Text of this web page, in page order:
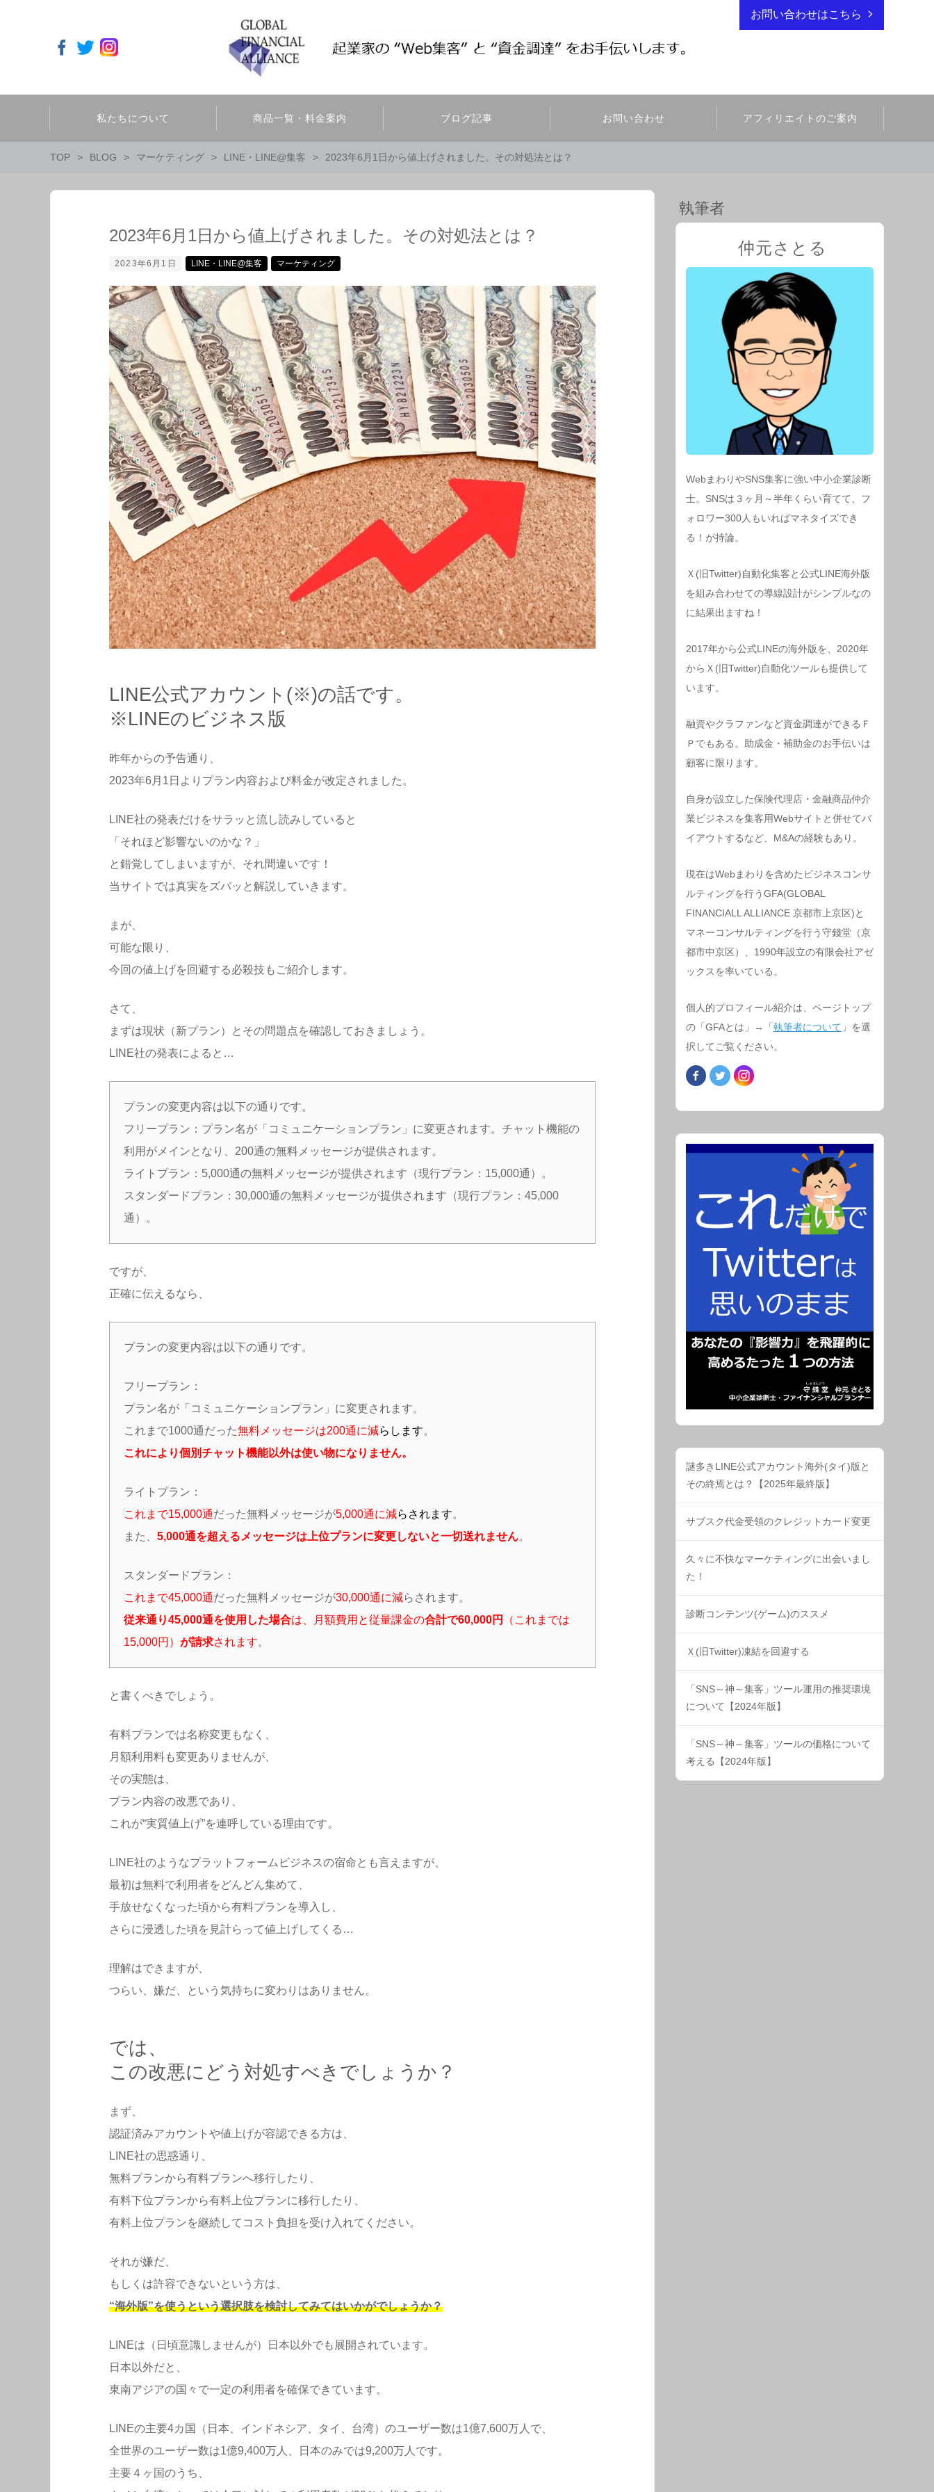
お問い合わせはこちら
私たちについて 商品一覧・料金案内 ブログ記事 お問い合わせ アフィリエイトのご案内
TOP BLOG マーケティング LINE・LINE@集客 2023年6月1日から値上げされました。その対処法とは？
2023年6月1日から値上げされました。その対処法とは？
2023年6月1日 LINE・LINE@集客 マーケティング
LINE公式アカウント(※)の話です。
※LINEのビジネス版
昨年からの予告通り、
2023年6月1日よりプラン内容および料金が改定されました。
LINE社の発表だけをサラッと流し読みしていると
「それほど影響ないのかな？」
と錯覚してしまいますが、それ間違いです！
当サイトでは真実をズバッと解説していきます。
まが、
可能な限り、
今回の値上げを回避する必殺技もご紹介します。
さて、
まずは現状（新プラン）とその問題点を確認しておきましょう。
LINE社の発表によると…
プランの変更内容は以下の通りです。
フリープラン：プラン名が「コミュニケーションプラン」に変更されます。チャット機能の
利用がメインとなり、200通の無料メッセージが提供されます。
ライトプラン：5,000通の無料メッセージが提供されます（現行プラン：15,000通）。
スタンダードプラン：30,000通の無料メッセージが提供されます（現行プラン：45,000
通）。
ですが、
正確に伝えるなら、
プランの変更内容は以下の通りです。
フリープラン：
プラン名が「コミュニケーションプラン」に変更されます。
これまで1000通だった無料メッセージは200通に減らします。
これにより個別チャット機能以外は使い物になりません。
ライトプラン：
これまで15,000通だった無料メッセージが5,000通に減らされます。
また、 5,000通を超えるメッセージは上位プランに変更しないと一切送れません。
スタンダードプラン：
これまで45,000通だった無料メッセージが30,000通に減らされます。
従来通り45,000通を使用した場合は、月額費用と従量課金の合計で60,000円
（これまでは
15,000円） が請求されます。
と書くべきでしょう。
有料プランでは名称変更もなく、
月額利用料も変更ありませんが、
その実態は、
プラン内容の改悪であり、
これが“実質値上げ”を連呼している理由です。
LINE社のようなプラットフォームビジネスの宿命とも言えますが、
最初は無料で利用者をどんどん集めて、
手放せなくなった頃から有料プランを導入し、
さらに浸透した頃を見計らって値上げしてくる…
理解はできますが、
つらい、嫌だ、という気持ちに変わりはありません。
では、
この改悪にどう対処すべきでしょうか？
まず、
認証済みアカウントや値上げが容認できる方は、
LINE社の思惑通り、
無料プランから有料プランへ移行したり、
有料下位プランから有料上位プランに移行したり、
有料上位プランを継続してコスト負担を受け入れてください。
それが嫌だ、
もしくは許容できないという方は、
“海外版”を使うという選択肢を検討してみてはいかがでしょうか？
LINEは（日頃意識しませんが）日本以外でも展開されています。
日本以外だと、
東南アジアの国々で一定の利用者を確保できています。
LINEの主要4カ国（日本、インドネシア、タイ、台湾）のユーザー数は1億7,600万人で、
全世界のユーザー数は1億9,400万人、日本のみでは9,200万人です。
主要４ヶ国のうち、
執筆者
仲元さとる
WebまわりやSNS集客に強い中小企業診断
士。SNSは３ヶ月～半年くらい育てて、フ
ォロワー300人もいればマネタイズでき
る！が持論。
Ｘ(旧Twitter)自動化集客と公式LINE海外版
を組み合わせての導線設計がシンプルなの
に結果出ますね！
2017年から公式LINEの海外版を、2020年
からＸ(旧Twitter)自動化ツールも提供して
います。
融資やクラファンなど資金調達ができるＦ
Ｐでもある。助成金・補助金のお手伝いは
顧客に限ります。
自身が設立した保険代理店・金融商品仲介
業ビジネスを集客用Webサイトと併せてバ
イアウトするなど、M&Aの経験もあり。
現在はWebまわりを含めたビジネスコンサ
ルティングを行うGFA(GLOBAL
FINANCIALL ALLIANCE 京都市上京区)と
マネーコンサルティングを行う守錢堂（京
都市中京区）、1990年設立の有限会社アゼ
ックスを率いている。
個人的プロフィール紹介は、ページトップ
の「GFAとは」→「 執筆者について 」を選
択してご覧ください。
謎多きLINE公式アカウント海外(タイ)版と
その終焉とは？【2025年最終版】
サブスク代金受領のクレジットカード変更
久々に不快なマーケティングに出会いまし
た！
診断コンテンツ(ゲーム)のススメ
Ｘ(旧Twitter)凍結を回避する
「SNS～神～集客」ツール運用の推奨環境
について【2024年版】
「SNS～神～集客」ツールの価格について
考える【2024年版】